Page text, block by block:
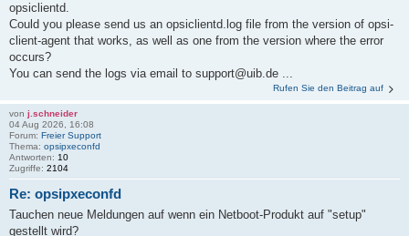
opsiclientd.
Could you please send us an opsiclientd.log file from the version of opsi-
client-agent that works, as well as one from the version where the error
occurs?
You can send the logs via email to support@uib.de ...
Rufen Sie den Beitrag auf
von j.schneider
04 Aug 2026, 16:08
Forum: Freier Support
Thema: opsipxeconfd
Antworten: 10
Zugriffe: 2104
Re: opsipxeconfd
Tauchen neue Meldungen auf wenn ein Netboot-Produkt auf "setup"
gestellt wird?